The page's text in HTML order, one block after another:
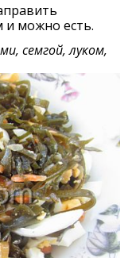
можно есть.
семгой, луком,